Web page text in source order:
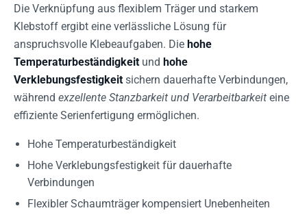
Die Verknüpfung aus flexiblem Träger und starkem
Klebstoff ergibt eine verlässliche Lösung für
anspruchsvolle Klebeaufgaben. Die hohe
Temperaturbeständigkeit und hohe
Verklebungsfestigkeit sichern dauerhafte Verbindungen,
während exzellente Stanzbarkeit und Verarbeitbarkeit eine
effiziente Serienfertigung ermöglichen.
Hohe Temperaturbeständigkeit
Hohe Verklebungsfestigkeit für dauerhafte
Verbindungen
Flexibler Schaumträger kompensiert Unebenheiten